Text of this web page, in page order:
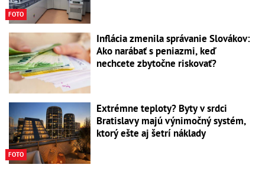
FOTO
Inflácia zmenila správanie Slovákov:
Ako narábať s peniazmi, keď
nechcete zbytočne riskovať?
FOTO
Extrémne teploty? Byty v srdci
Bratislavy majú výnimočný systém,
ktorý ešte aj šetrí náklady